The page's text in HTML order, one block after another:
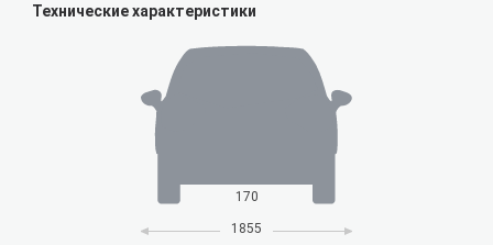
Технические характеристики
170
1855